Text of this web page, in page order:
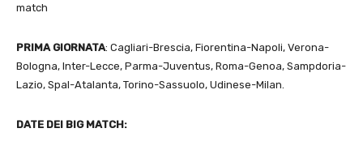
match
PRIMA GIORNATA: Cagliari-Brescia, Fiorentina-Napoli, Verona-
Bologna, Inter-Lecce, Parma-Juventus, Roma-Genoa, Sampdoria-
Lazio, Spal-Atalanta, Torino-Sassuolo, Udinese-Milan.
DATE DEI BIG MATCH: